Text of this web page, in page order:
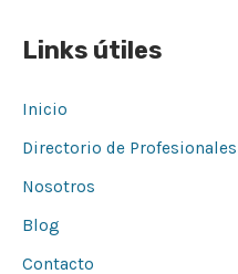
Links útiles
Inicio
Directorio de Profesionales
Nosotros
Blog
Contacto